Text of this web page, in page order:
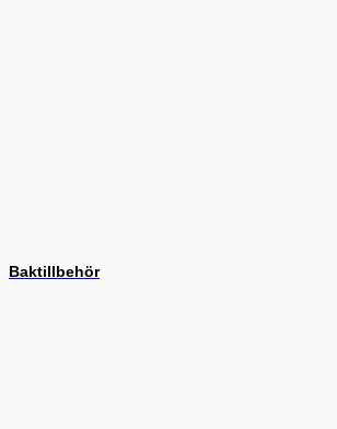
Baktillbehör